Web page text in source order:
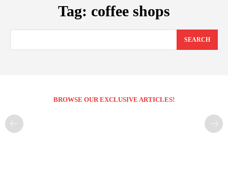
Tag: coffee shops
SEARCH
BROWSE OUR EXCLUSIVE ARTICLES!